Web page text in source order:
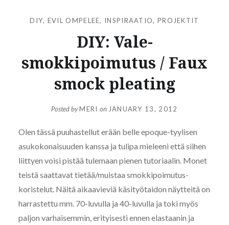
DIY, EVIL OMPELEE, INSPIRAATIO, PROJEKTIT
DIY: Vale-
smokkipoimutus / Faux
smock pleating
Posted byMERI on JANUARY 13, 2012
Olen tässä puuhastellut erään belle epoque-tyylisen
asukokonaisuuden kanssa ja tulipa mieleeni että siihen
liittyen voisi pistää tulemaan pienen tutoriaalin. Monet
teistä saattavat tietää/muistaa smokkipoimutus-
koristelut. Näitä aikaavieviä käsityötaidon näytteitä on
harrastettu mm. 70-luvulla ja 40-luvulla ja toki myös
paljon varhaisemmin, erityisesti ennen elastaanin ja